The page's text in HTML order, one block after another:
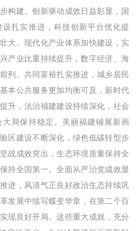
构建。创新驱动成效日益彰显，国
设扎实推进，科技创新平台优化提
大。现代化产业体系加快建设，实
产业比重持续提升，数字经济、海
列。共同富裕扎实推进，城乡居民
本公共服务更加均衡可及，新时代
升，法治福建建设持续深化，社会
局保持稳定。美丽福建铺展新画
区建设不断深化，绿色低碳转型步
战成效突出，生态环境质量保持全
持全国第一。全面从严治党成效显
进，风清气正良好政治生态持续巩
发展中续写蝶变华章，在第二个百
现良好开局。这些重大成就，充分